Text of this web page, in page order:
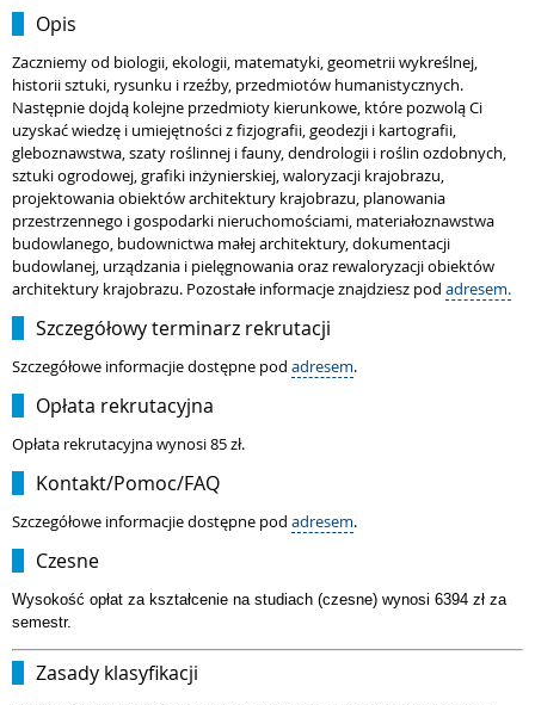
Opis
Zaczniemy od biologii, ekologii, matematyki, geometrii wykreślnej,
historii sztuki, rysunku i rzeźby, przedmiotów humanistycznych.
Następnie dojdą kolejne przedmioty kierunkowe, które pozwolą Ci
uzyskać wiedzę i umiejętności z fizjografii, geodezji i kartografii,
gleboznawstwa, szaty roślinnej i fauny, dendrologii i roślin ozdobnych,
sztuki ogrodowej, grafiki inżynierskiej, waloryzacji krajobrazu,
projektowania obiektów architektury krajobrazu, planowania
przestrzennego i gospodarki nieruchomościami, materiałoznawstwa
budowlanego, budownictwa małej architektury, dokumentacji
budowlanej, urządzania i pielęgnowania oraz rewaloryzacji obiektów
architektury krajobrazu. Pozostałe informacje znajdziesz pod adresem.
Szczegółowy terminarz rekrutacji
Szczegółowe informacjie dostępne pod adresem.
Opłata rekrutacyjna
Opłata rekrutacyjna wynosi 85 zł.
Kontakt/Pomoc/FAQ
Szczegółowe informacjie dostępne pod adresem.
Czesne
Wysokość opłat za kształcenie na studiach (czesne) wynosi 6394 zł za
semestr.
Zasady klasyfikacji